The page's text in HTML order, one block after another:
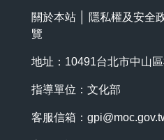
關於本站 隱私權及安全
覽
地址：10491台北市中山
指導單位：文化部
客服信箱：